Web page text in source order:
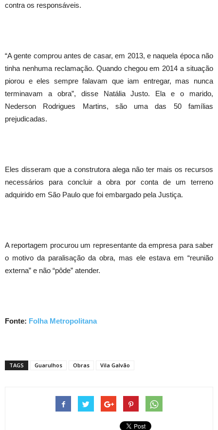
contra os responsáveis.
“A gente comprou antes de casar, em 2013, e naquela época não
tinha nenhuma reclamação. Quando chegou em 2014 a situação
piorou e eles sempre falavam que iam entregar, mas nunca
terminavam a obra”, disse Natália Justo. Ela e o marido,
Nederson Rodrigues Martins, são uma das 50 famílias
prejudicadas.
Eles disseram que a construtora alega não ter mais os recursos
necessários para concluir a obra por conta de um terreno
adquirido em São Paulo que foi embargado pela Justiça.
A reportagem procurou um representante da empresa para saber
o motivo da paralisação da obra, mas ele estava em “reunião
externa” e não “pôde” atender.
Fonte: Folha Metropolitana
TAGS Guarulhos Obras Vila Galvão